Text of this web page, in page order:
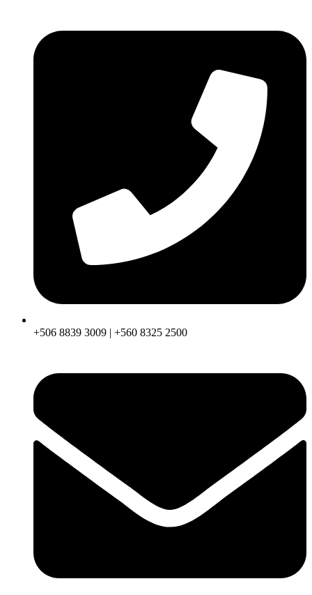
contenido
+506 8839 3009 | +560 8325 2500